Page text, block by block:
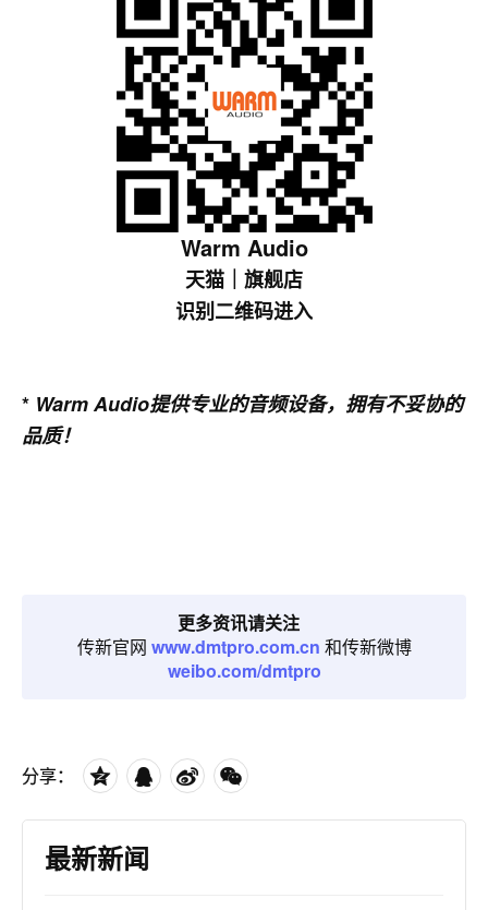
Warm Audio
天猫｜旗舰店
识别二维码进入
* Warm Audio提供专业的音频设备，拥有不妥协的
品质！
更多资讯请关注
传新官网 www.dmtpro.com.cn 和传新微博
weibo.com/dmtpro
分享：
最新新闻